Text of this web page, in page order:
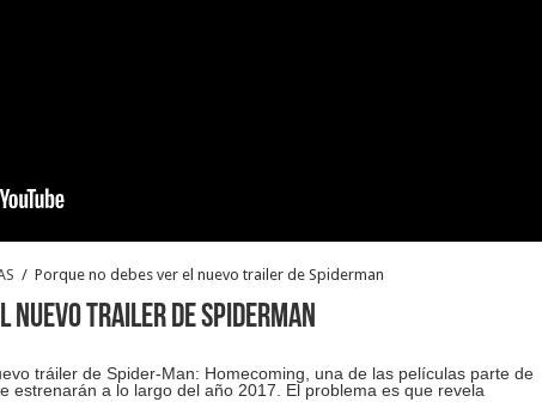
/ Porque no debes ver el nuevo trailer de Spiderman
nuevo trailer de Spiderman
tráiler de Spider-Man: Homecoming, una de las películas parte de
estrenarán a lo largo del año 2017. El problema es que revela